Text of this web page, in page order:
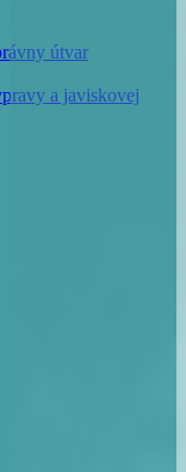
útvar
a javiskovej